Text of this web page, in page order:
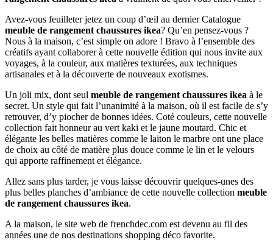
Avez-vous feuilleter jetez un coup d’œil au dernier Catalogue
meuble de rangement chaussures ikea? Qu’en pensez-vous ?
Nous à la maison, c’est simple on adore ! Bravo à l’ensemble des
créatifs ayant collaborer à cette nouvelle édition qui nous invite aux
voyages, à la couleur, aux matières texturées, aux techniques
artisanales et à la découverte de nouveaux exotismes.
Un joli mix, dont seul meuble de rangement chaussures ikea à le
secret. Un style qui fait l’unanimité à la maison, où il est facile de s’y
retrouver, d’y piocher de bonnes idées. Coté couleurs, cette nouvelle
collection fait honneur au vert kaki et le jaune moutard. Chic et
élégante les belles matières comme le laiton le marbre ont une place
de choix au côté de matière plus douce comme le lin et le velours
qui apporte raffinement et élégance.
Allez sans plus tarder, je vous laisse découvrir quelques-unes des
plus belles planches d’ambiance de cette nouvelle collection meuble
de rangement chaussures ikea.
A la maison, le site web de frenchdec.com est devenu au fil des
années une de nos destinations shopping déco favorite.